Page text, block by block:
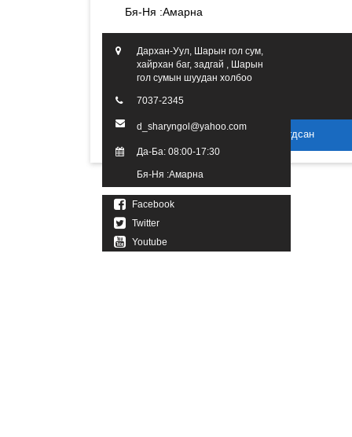
Бя-Ня :Амарна
Дархан-Уул, Шарын гол сум,
хайрхан баг, задгай , Шарын
гол сумын шуудан холбоо
7037-2345
d_sharyngol@yahoo.com
Да-Ба: 08:00-17:30
Бя-Ня :Амарна
Facebook
Twitter
Youtube
2016 он. Бүх эрх хуулиар хамгаалагдсан